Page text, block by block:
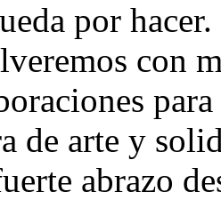
por
con
de arte y
abrazo